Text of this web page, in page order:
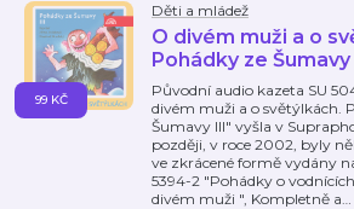
Děti a mládež
O divém muži a o
Pohádky ze Šumavy
Původní audio kazeta SU
divém muži a o světýlkách.
Šumavy III" vyšla v
později, v roce 2002, byly
ve zkrácené formě vydány
5394-2 "Pohádky o
divém muži ", Kompletně a…
99 KČ